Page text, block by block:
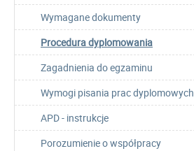
Wymagane dokumenty
Procedura dyplomowania
Zagadnienia do egzaminu
Wymogi pisania prac dyplomowych
APD - instrukcje
Porozumienie o współpracy